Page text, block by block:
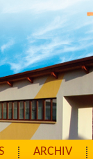
ARCHIV